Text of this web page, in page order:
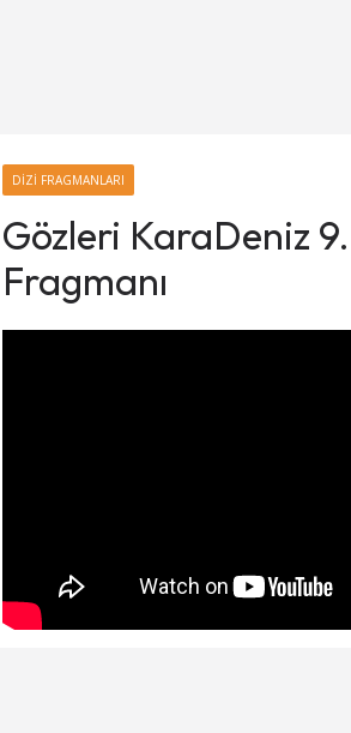
DIZI FRAGMANLARI
Gözleri KaraDeniz
Fragmanı